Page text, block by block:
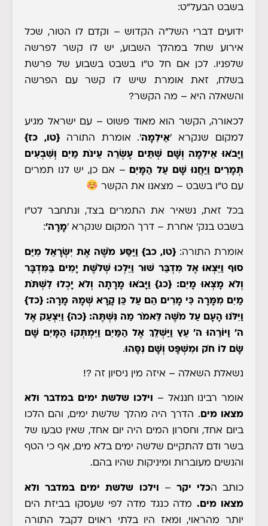
בשבט הבעל"ט:
ידועים דברי השל"ה הקדוש – וקדם לו הטור, שכל
אירוע שחל במהלך השבוע, יש לו קשר לפרשה
שלפניו. לכן אם חל ט"ו בשבט בשבוע של פרשת
בשלח, זאת אומרת שיש לו קשר עם הפרשה
והשאלה היא – מה הקשר?
לכאורה, הקשר הוא מאוד פשוט – עם ישראל מגיע
למקום שנקרא 'אֵילִמָה'. אומרת התורה{טו, כז}
וַיָּבֹאוּ אֵילִמָה וְשָׁםשְׁתֵּים עֶשְׂרֵה עֵינֹת מַיִם וְשִׁבְעִים
תְּמָרִים
וַיַּחֲנוּ שָׁם עַל הַמָּיִם
– אם כן, יש לנו תמרים
עם ט"ו בשבט – מצאנו את הקשר
בכל זאת, נשאיר את התמרים בצד, ונתחבר לט"ו
בשבט בנק' אחרת – דרך המקום שנקרא 'מָרָה':
אומרת התורה:{טו, כב}
וַיַּסַּע מֹשֶׁה אֶת יִשְׂרָאֵל מִיַּם
סוּף וַיֵּצְאוּ אֶל מִדְבַּר שׁוּר וַיֵּלְכוּ שְׁלֹשֶׁת יָמִים בַּמִּדְבָּר
וְלֹא מָצְאוּ מָיִם: {כג}
וַיָּבֹאוּ מָרָתָה וְלֹא יָכְלוּ לִשְׁתֹּת
מַיִם מִמָּרָה כִּי מָרִים הֵם עַל כֵּן קָרָא שְׁמָהּ מָרָה: {כד}
וַיִּלֹּנוּ הָעָם עַל מֹשֶׁה לֵּאמֹר מַה נִּשְׁתֶּה: {כה}
וַיִּצְעַק אֶל
ה' וַיּוֹרֵהוּ ה' עֵץ וַיַּשְׁלֵךְ אֶל הַמַּיִם וַיִּמְתְּקוּ הַמָּיִם שָׁם
שָׂם לוֹ חֹק וּמִשְׁפָּט וְשָׁם נִסָּהוּ.
נשאלת השאלה – איזה מין ניסיון זה ?!
אומר רבינו חננאל – וילכו שלשת ימים במדבר ולא
מצאו מים. הדרך היה מהלך שלשת ימים, והם הלכו
ביום אחד, וחסרון המים היה יום אחד, שאין טבעו של
בשר ודם להתקיים שלשה ימים בלא מים, אף כי הטף
והנשים מעוברות ומיניקות שהיו בהם.
כותב הכלי יקר –
וילכו שלשת ימים במדבר ולא
מצאו מים. מדה כנגד מדה לפי שעסקו בביזת הים
יותר מהראוי, ומאז היו בלתי ראוים לקבל התורה